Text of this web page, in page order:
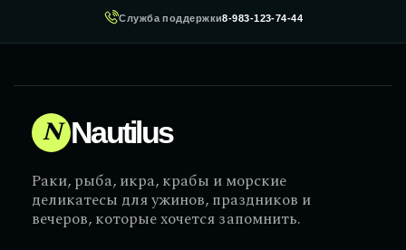
Служба поддержки8-983-123-74-44
N Nautilus
Раки, рыба, икра, крабы и морские
деликатесы для ужинов, праздников и
вечеров, которые хочется запомнить.